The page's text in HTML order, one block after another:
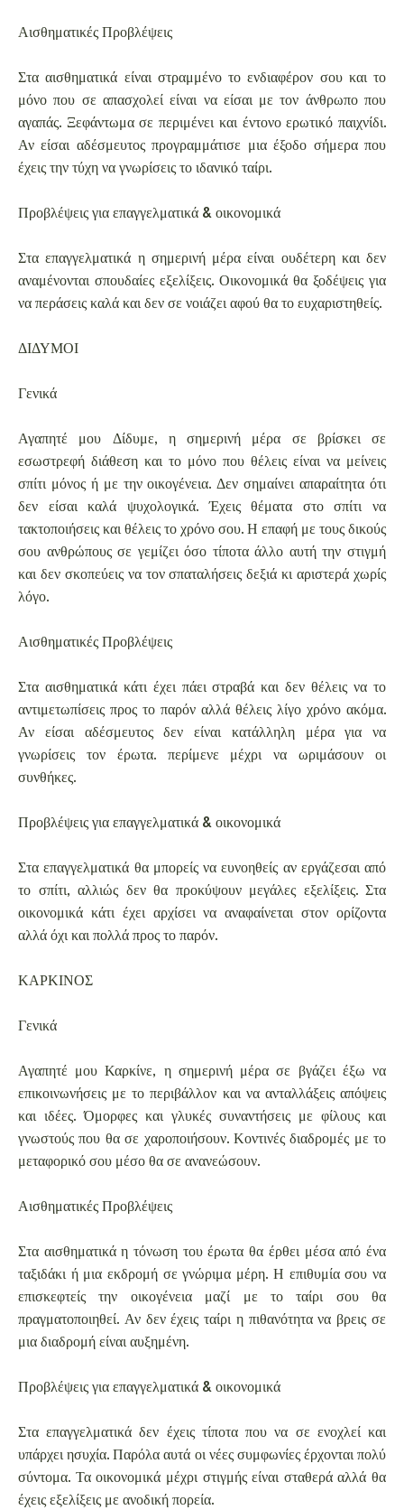
Αισθηματικές Προβλέψεις
Στα αισθηματικά είναι στραμμένο το ενδιαφέρον σου και το
μόνο που σε απασχολεί είναι να είσαι με τον άνθρωπο που
αγαπάς. Ξεφάντωμα σε περιμένει και έντονο ερωτικό παιχνίδι.
Αν είσαι αδέσμευτος προγραμμάτισε μια έξοδο σήμερα που
έχεις την τύχη να γνωρίσεις το ιδανικό ταίρι.
Προβλέψεις για επαγγελματικά & οικονομικά
Στα επαγγελματικά η σημερινή μέρα είναι ουδέτερη και δεν
αναμένονται σπουδαίες εξελίξεις. Οικονομικά θα ξοδέψεις για
να περάσεις καλά και δεν σε νοιάζει αφού θα το ευχαριστηθείς.
ΔΙΔΥΜΟΙ
Γενικά
Αγαπητέ μου Δίδυμε, η σημερινή μέρα σε βρίσκει σε
εσωστρεφή διάθεση και το μόνο που θέλεις είναι να μείνεις
σπίτι μόνος ή με την οικογένεια. Δεν σημαίνει απαραίτητα ότι
δεν είσαι καλά ψυχολογικά. Έχεις θέματα στο σπίτι να
τακτοποιήσεις και θέλεις το χρόνο σου. Η επαφή με τους δικούς
σου ανθρώπους σε γεμίζει όσο τίποτα άλλο αυτή την στιγμή
και δεν σκοπεύεις να τον σπαταλήσεις δεξιά κι αριστερά χωρίς
λόγο.
Αισθηματικές Προβλέψεις
Στα αισθηματικά κάτι έχει πάει στραβά και δεν θέλεις να το
αντιμετωπίσεις προς το παρόν αλλά θέλεις λίγο χρόνο ακόμα.
Αν είσαι αδέσμευτος δεν είναι κατάλληλη μέρα για να
γνωρίσεις τον έρωτα. περίμενε μέχρι να ωριμάσουν οι
συνθήκες.
Προβλέψεις για επαγγελματικά & οικονομικά
Στα επαγγελματικά θα μπορείς να ευνοηθείς αν εργάζεσαι από
το σπίτι, αλλιώς δεν θα προκύψουν μεγάλες εξελίξεις. Στα
οικονομικά κάτι έχει αρχίσει να αναφαίνεται στον ορίζοντα
αλλά όχι και πολλά προς το παρόν.
ΚΑΡΚΙΝΟΣ
Γενικά
Αγαπητέ μου Καρκίνε, η σημερινή μέρα σε βγάζει έξω να
επικοινωνήσεις με το περιβάλλον και να ανταλλάξεις απόψεις
και ιδέες. Όμορφες και γλυκές συναντήσεις με φίλους και
γνωστούς που θα σε χαροποιήσουν. Κοντινές διαδρομές με το
μεταφορικό σου μέσο θα σε ανανεώσουν.
Αισθηματικές Προβλέψεις
Στα αισθηματικά η τόνωση του έρωτα θα έρθει μέσα από ένα
ταξιδάκι ή μια εκδρομή σε γνώριμα μέρη. Η επιθυμία σου να
επισκεφτείς την οικογένεια μαζί με το ταίρι σου θα
πραγματοποιηθεί. Αν δεν έχεις ταίρι η πιθανότητα να βρεις σε
μια διαδρομή είναι αυξημένη.
Προβλέψεις για επαγγελματικά & οικονομικά
Στα επαγγελματικά δεν έχεις τίποτα που να σε ενοχλεί και
υπάρχει ησυχία. Παρόλα αυτά οι νέες συμφωνίες έρχονται πολύ
σύντομα. Τα οικονομικά μέχρι στιγμής είναι σταθερά αλλά θα
έχεις εξελίξεις με ανοδική πορεία.